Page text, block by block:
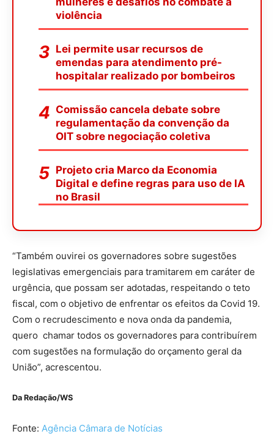
violência
Lei permite usar recursos de
emendas para atendimento pré-
hospitalar realizado por bombeiros
Comissão cancela debate sobre
regulamentação da convenção da
OIT sobre negociação coletiva
Projeto cria Marco da Economia
Digital e define regras para uso de IA
no Brasil
“Também ouvirei os governadores sobre sugestões
legislativas emergenciais para tramitarem em caráter de
urgência, que possam ser adotadas, respeitando o teto
fiscal, com o objetivo de enfrentar os efeitos da Covid 19.
Com o recrudescimento e nova onda da pandemia,
quero chamar todos os governadores para contribuírem
com sugestões na formulação do orçamento geral da
União”, acrescentou.
Da Redação/WS
Fonte: Agência Câmara de Notícias